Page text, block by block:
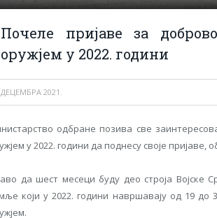
Почеле пријаве за
оружјем у 2022. години
ДЕЦЕМБРА 2021.
одбране позива све
у 2022. години да поднесу своје пријаве,
да шест месеци буду део строја Војске
који у 2022. години навршавају од 19 до